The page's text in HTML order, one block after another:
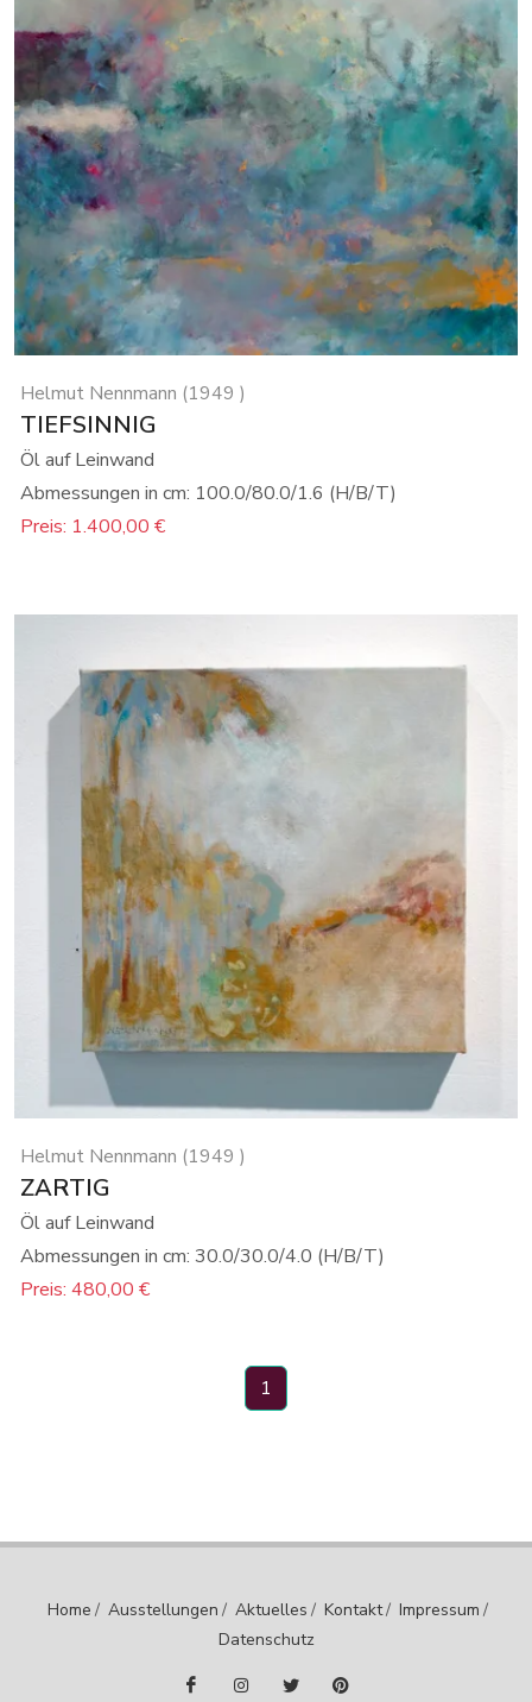
Helmut Nennmann (1949 )
TIEFSINNIG
Öl auf Leinwand
Abmessungen in cm: 100.0/80.0/1.6 (H/B/T)
Preis: 1.400,00 €
Helmut Nennmann (1949 )
ZARTIG
Öl auf Leinwand
Abmessungen in cm: 30.0/30.0/4.0 (H/B/T)
Preis: 480,00 €
1
Home / Ausstellungen / Aktuelles / Kontakt/ Impressum /
Datenschutz